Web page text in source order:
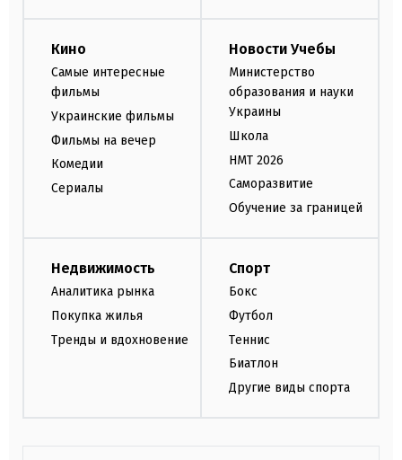
Кино
Самые интересные
фильмы
Украинские фильмы
Фильмы на вечер
Комедии
Сериалы
Новости Учебы
Министерство
образования и науки
Украины
Школа
НМТ 2026
Саморазвитие
Обучение за границей
Недвижимость
Аналитика рынка
Покупка жилья
Тренды и вдохновение
Спорт
Бокс
Футбол
Теннис
Биатлон
Другие виды спорта